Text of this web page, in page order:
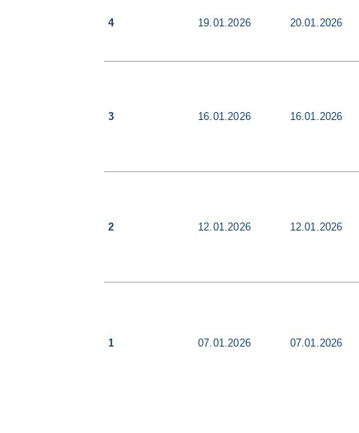
4 19.01.2026 20.01.2026
3 16.01.2026 16.01.2026
2 12.01.2026 12.01.2026
1 07.01.2026 07.01.2026